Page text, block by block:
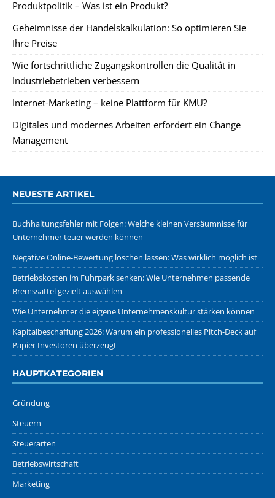
Produktpolitik – Was ist ein Produkt?
Geheimnisse der Handelskalkulation: So optimieren Sie
Ihre Preise
Wie fortschrittliche Zugangskontrollen die Qualität in
Industriebetrieben verbessern
Internet-Marketing – keine Plattform für KMU?
Digitales und modernes Arbeiten erfordert ein Change
Management
NEUESTE ARTIKEL
Buchhaltungsfehler mit Folgen: Welche kleinen Versäumnisse für
Unternehmer teuer werden können
Negative Online-Bewertung löschen lassen: Was wirklich möglich ist
Betriebskosten im Fuhrpark senken: Wie Unternehmen passende
Bremssättel gezielt auswählen
Wie Unternehmer die eigene Unternehmenskultur stärken können
Kapitalbeschaffung 2026: Warum ein professionelles Pitch-Deck auf
Papier Investoren überzeugt
HAUPTKATEGORIEN
Gründung
Steuern
Steuerarten
Betriebswirtschaft
Marketing